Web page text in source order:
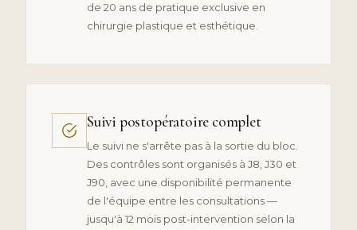
de 20 ans de pratique exclusive en
chirurgie plastique et esthétique.
Suivi postopératoire complet
Le suivi ne s'arrête pas à la sortie du bloc.
Des contrôles sont organisés à J8, J30 et
J90, avec une disponibilité permanente
de l'équipe entre les consultations —
jusqu'à 12 mois post-intervention selon la